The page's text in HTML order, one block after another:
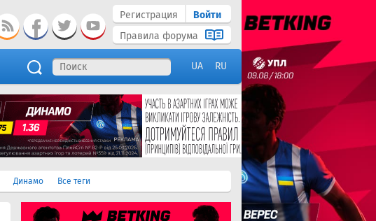
Регистрация
Войти
Правила форума
UA RU
Динамо Все теги